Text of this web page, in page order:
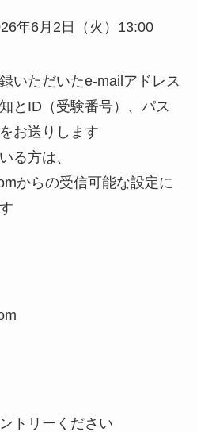
年6⽉2⽇（火）13:00
いただいたe-mailアドレス
とID（受験番号）、パス
お送りします
る方は、
からの受信可能な設定に
トリーください